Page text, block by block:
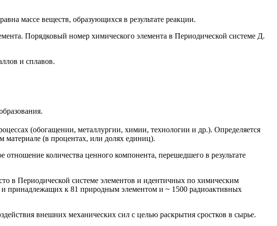
массе веществ, образующихся в результате реакции.
Порядковый номер химического элемента в Периодической системе Д.
и сплавов.
(обогащении, металлургии, химии, технологии и др.). Определяется
материале (в процентах, или долях единиц).
отношение количества ценного компонента, перешедшего в результате
в Периодической системе элементов и идентичных по химическим
и принадлежащих к 81 природным элементом и ~ 1500 радиоактивных
внешних механических сил с целью раскрытия сростков в сырье.